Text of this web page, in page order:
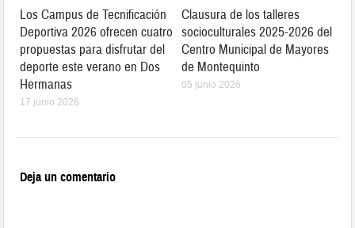
Los Campus de Tecnificación
Deportiva 2026 ofrecen cuatro
propuestas para disfrutar del
deporte este verano en Dos
Hermanas
17 junio 2026
Clausura de los talleres
socioculturales 2025-2026 del
Centro Municipal de Mayores
de Montequinto
05 junio 2026
Deja un comentario